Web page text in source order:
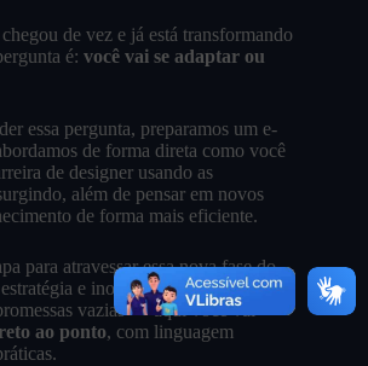
de vez e já está transformando
é: você vai se adaptar ou
essa pergunta, preparamos um e-
de forma direta como você
de designer usando as
além de pensar em novos
de forma mais eficiente.
para atravessar essa nova fase do
e inovação.
vazias — aqui você vai
ao ponto, com linguagem